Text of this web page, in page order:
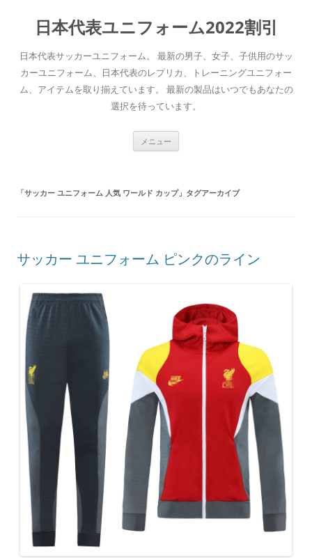
日本代表ユニフォーム2022割引
日本代表サッカーユニフォーム。 最新の男子、女子、子供用のサッ
カーユニフォーム、日本代表のレプリカ、トレーニングユニフォー
ム、アイテムを取り揃えています。 最新の製品はいつでもあなたの
選択を待っています。
メニュー
ス
「サッカー ユニフォーム 人気 ワールド カップ」タグアーカイブ
サッカー ユニフォーム ピンクのライン